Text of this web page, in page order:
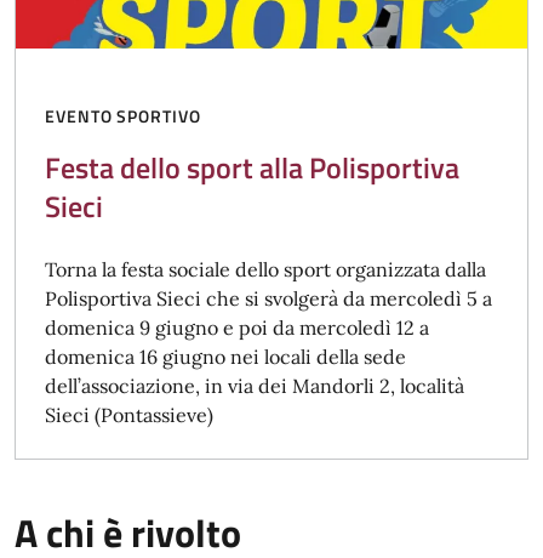
EVENTO SPORTIVO
Festa dello sport alla Polisportiva
Sieci
Torna la festa sociale dello sport organizzata dalla
Polisportiva Sieci che si svolgerà da mercoledì 5 a
domenica 9 giugno e poi da mercoledì 12 a
domenica 16 giugno nei locali della sede
dell’associazione, in via dei Mandorli 2, località
Sieci (Pontassieve)
A chi è rivolto